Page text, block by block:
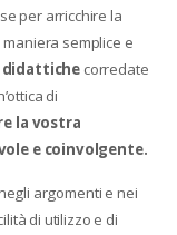
per arricchire la
semplice e
corredate
di
la vostra
e coinvolgente.
argomenti e nei
di utilizzo e di